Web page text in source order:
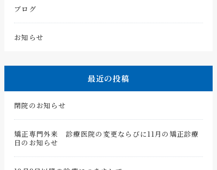
ブログ
お知らせ
最近の投稿
閉院のお知らせ
矯正専門外来 診療医院の変更ならびに11月の矯正診療
日のお知らせ